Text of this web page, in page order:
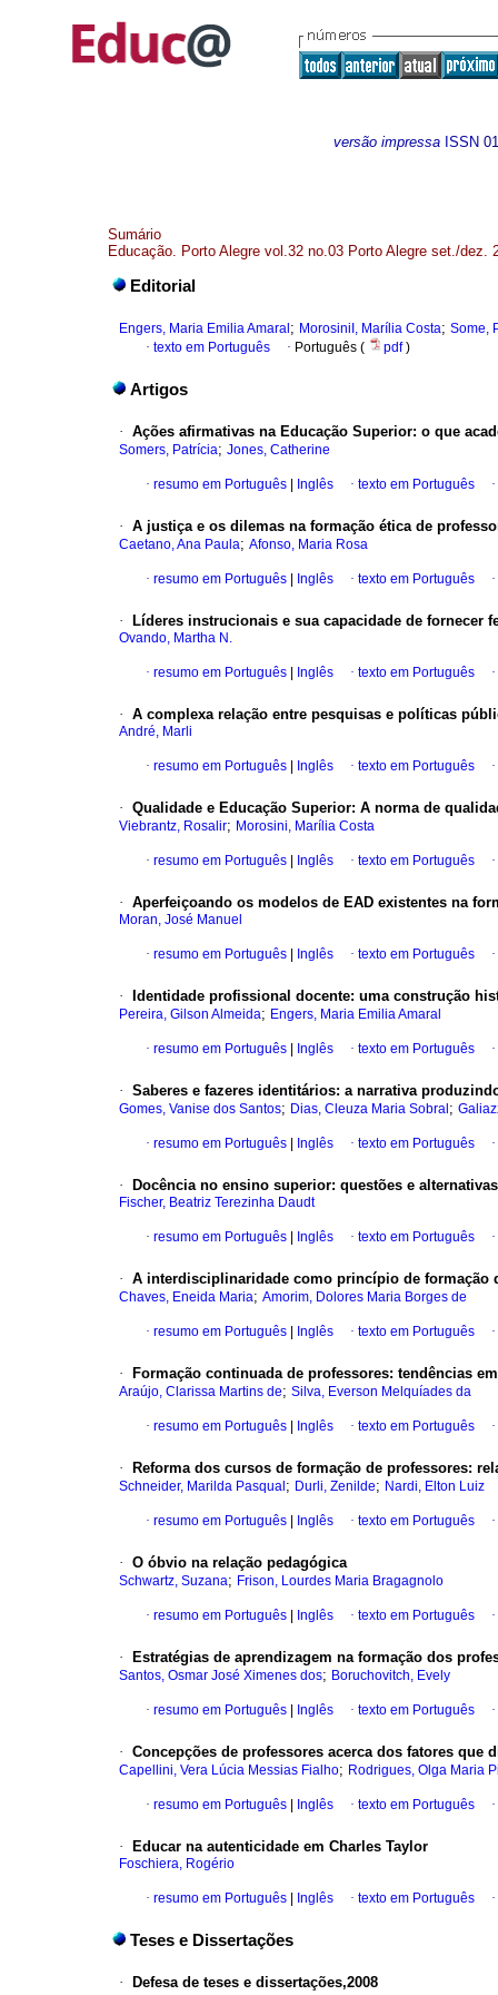
versão impressa ISSN
Sumário
Educação. Porto Alegre vol.32 no.03 Porto Alegre set./dez.
Editorial
Engers, Maria Emilia Amaral ; MorosiniI, Marília Costa; Some,
· texto em Português · Português ( pdf)
Artigos
· Ações afirmativas na Educação Superior: o que
Somers, Patrícia; Jones, Catherine
· resumo em Português Inglês · texto em Português ·
· A justiça e os dilemas na formação ética de
Caetano, Ana Paula; Afonso, Maria Rosa
· resumo em Português Inglês · texto em Português ·
· Líderes instrucionais e sua capacidade de fornecer
Ovando, Martha N.
· resumo em Português Inglês · texto em Português ·
· A complexa relação entre pesquisas e políticas
André, Marli
· resumo em Português Inglês · texto em Português ·
· Qualidade e Educação Superior: A norma de
Viebrantz, Rosalir; Morosini, Marília Costa
· resumo em Português Inglês · texto em Português ·
· Aperfeiçoando os modelos de EAD existentes na
Moran, José Manuel
· resumo em Português Inglês · texto em Português ·
· Identidade profissional docente: uma construção
Pereira, Gilson Almeida; Engers, Maria Emilia Amaral
· resumo em Português Inglês · texto em Português ·
· Saberes e fazeres identitários: a narrativa
Gomes, Vanise dos Santos; Dias, Cleuza Maria Sobral ;
· resumo em Português Inglês · texto em Português ·
· Docência no ensino superior: questões e alternativas
Fischer, Beatriz Terezinha Daudt
· resumo em Português Inglês · texto em Português ·
· A interdisciplinaridade como princípio de formação
Chaves, Eneida Maria; Amorim, Dolores Maria Borges de
· resumo em Português Inglês · texto em Português ·
· Formação continuada de professores: tendências
Araújo, Clarissa Martins de; Silva, Everson Melquíades da
· resumo em Português Inglês · texto em Português ·
· Reforma dos cursos de formação de professores:
Schneider, Marilda Pasqual ; Durli, Zenilde; Nardi, Elton Luiz
· resumo em Português Inglês · texto em Português ·
· O óbvio na relação pedagógica
Schwartz, Suzana; Frison, Lourdes Maria Bragagnolo
· resumo em Português Inglês · texto em Português ·
· Estratégias de aprendizagem na formação dos
Santos, Osmar José Ximenes dos; Boruchovitch, Evely
· resumo em Português Inglês · texto em Português ·
· Concepções de professores acerca dos fatores
Capellini, Vera Lúcia Messias Fialho; Rodrigues, Olga Maria
· resumo em Português Inglês · texto em Português ·
· Educar na autenticidade em Charles Taylor
Foschiera, Rogério
· resumo em Português Inglês · texto em Português ·
Teses e Dissertações
· Defesa de teses e dissertações,2008